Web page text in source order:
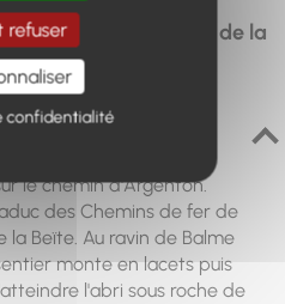
chaos rocheux lors de la
le chemin d'Argenton.
des Chemins de fer de
la Beïte. Au ravin de Balme
monte en lacets puis
l'abri sous roche de
refuser
confidentialité